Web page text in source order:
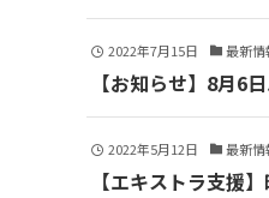
2022年7月15日 最新情
【お知らせ】8月6
2022年5月12日 最新情
【エキストラ支援